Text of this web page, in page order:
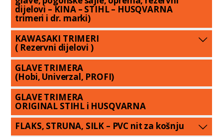
dijelovi – KINA – STIHL – HUSQVARNA
trimeri i dr. marki)
KAWASAKI TRIMERI
( Rezervni dijelovi )
GLAVE TRIMERA
(Hobi, Univerzal, PROFI)
GLAVE TRIMERA
ORIGINAL STIHL i HUSQVARNA
FLAKS, STRUNA, SILK – PVC nit za košnju